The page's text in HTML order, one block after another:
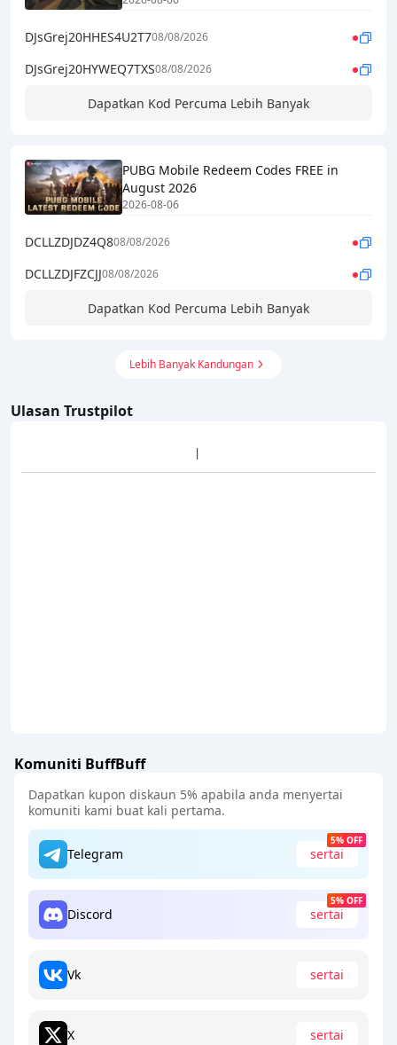
DJsGrej20HHES4U2T708/08/2026
DJsGrej20HYWEQ7TXS08/08/2026
Dapatkan Kod Percuma Lebih Banyak
PUBG Mobile Redeem Codes FREE in
August 2026
2026-08-06
DCLLZDJDZ4Q808/08/2026
DCLLZDJFZCJJ08/08/2026
Dapatkan Kod Percuma Lebih Banyak
Lebih Banyak Kandungan
Ulasan Trustpilot
Komuniti BuffBuff
Dapatkan kupon diskaun 5% apabila anda menyertai
komuniti kami buat kali pertama.
Telegram
5% OFF
sertai
Discord
5% OFF
sertai
Vk sertai
X sertai